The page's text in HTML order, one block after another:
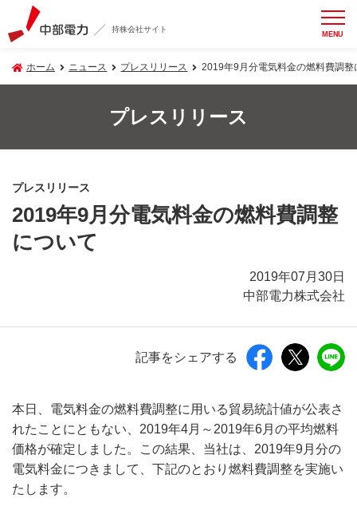
持株会社サイト MENU
ホーム ニュース プレスリリース 2019年9月分電気料金の燃料費調整
プレスリリース
プレスリリース
2019年9月分電気料金の燃料費調整
について
2019年07月30日
中部電力株式会社
記事をシェアする
本日、電気料金の燃料費調整に用いる貿易統計値が公表さ
れたことにともない、2019年4月～2019年6月の平均燃料
価格が確定しました。この結果、当社は、2019年9月分の
電気料金につきまして、下記のとおり燃料費調整を実施い
たします。